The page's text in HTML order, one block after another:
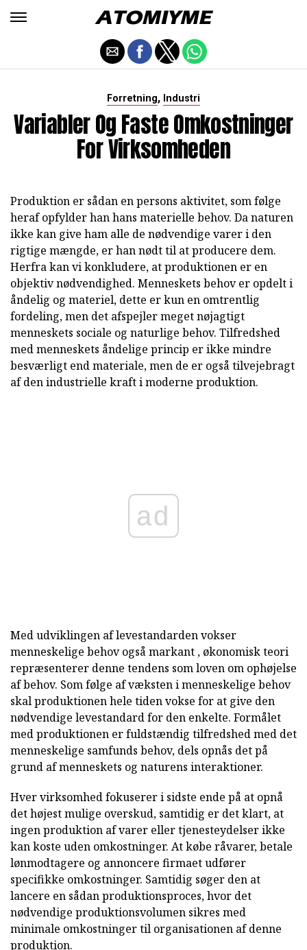
Forretning, Industri
Variabler Og Faste Omkostninger
For Virksomheden
Produktion er sådan en persons aktivitet, som følge
heraf opfylder han hans materielle behov. Da naturen
ikke kan give ham alle de nødvendige varer i den
rigtige mængde, er han nødt til at producere dem.
Herfra kan vi konkludere, at produktionen er en
objektiv nødvendighed. Menneskets behov er opdelt i
åndelig og materiel, dette er kun en omtrentlig
fordeling, men det afspejler meget nøjagtigt
menneskets sociale og naturlige behov. Tilfredshed
med menneskets åndelige princip er ikke mindre
besværligt end materiale, men de er også tilvejebragt
af den industrielle kraft i moderne produktion.
ad
Med udviklingen af levestandarden vokser
menneskelige behov også markant , økonomisk teori
repræsenterer denne tendens som loven om ophøjelse
af behov. Som følge af væksten i menneskelige behov
skal produktionen hele tiden vokse for at give den
nødvendige levestandard for den enkelte. Formålet
med produktionen er fuldstændig tilfredshed med det
menneskelige samfunds behov, dels opnås det på
grund af menneskets og naturens interaktioner.
Hver virksomhed fokuserer i sidste ende på at opnå
det højest mulige overskud, samtidig er det klart, at
ingen produktion af varer eller tjenesteydelser ikke
kan koste uden omkostninger. At købe råvarer, betale
lønmodtagere og annoncere firmaet udfører
specifikke omkostninger. Samtidig søger den at
lancere en sådan produktionsproces, hvor det
nødvendige produktionsvolumen sikres med
minimale omkostninger til organisationen af denne
produktion.